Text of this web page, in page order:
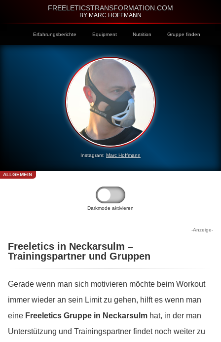
FREELETICSTRANSFORMATION.COM
BY MARC HOFFMANN
Erfahrungsberichte Equipment Nutrition Gruppe finden
Instagram: Marc Hoffmann
ALLGEMEIN
Darkmode aktivieren
-Anzeige-
Freeletics in Neckarsulm –
Trainingspartner und Gruppen
Gerade wenn man sich motivieren möchte beim Workout
immer wieder an sein Limit zu gehen, hilft es wenn man
eine Freeletics Gruppe in Neckarsulm hat, in der man
Unterstützung und Trainingspartner findet noch weiter zu